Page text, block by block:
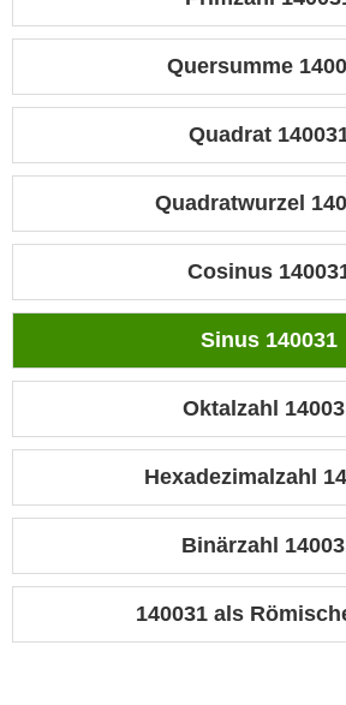
Quersumme
Quadrat
Quadratwurzel
Cosinus
Sinus 140031
Oktalzahl
Hexadezimalzahl
Binärzahl
140031 als